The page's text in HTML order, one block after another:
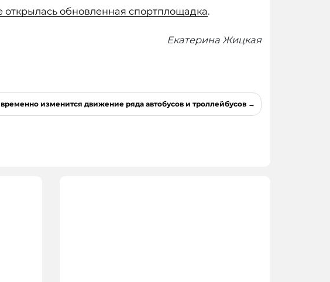
обновленная спортплощадка.
Екатерина Жицкая
изменится движение ряда автобусов и троллейбусов